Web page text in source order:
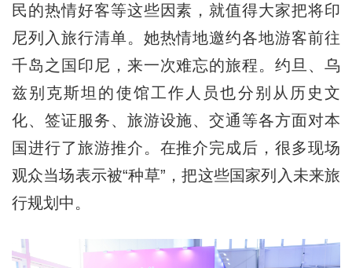
民的热情好客等这些因素，就值得大家把将印
尼列入旅行清单。她热情地邀约各地游客前往
千岛之国印尼，来一次难忘的旅程。约旦、乌
兹别克斯坦的使馆工作人员也分别从历史文
化、签证服务、旅游设施、交通等各方面对本
国进行了旅游推介。在推介完成后，很多现场
观众当场表示被“种草”，把这些国家列入未来旅
行规划中。